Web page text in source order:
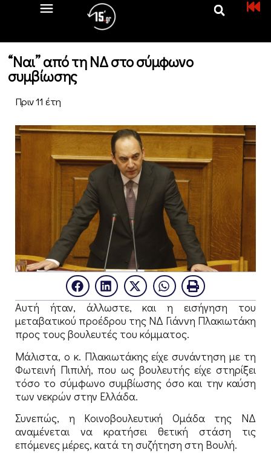
“Ναι” από τη ΝΔ στο σύμφωνο
συμβίωσης
Πριν 11 έτη
Αυτή ήταν, άλλωστε, και η εισήγηση του
μεταβατικού προέδρου της ΝΔ Γιάννη Πλακιωτάκη
προς τους βουλευτές του κόμματος.
Μάλιστα, ο κ. Πλακιωτάκης είχε συνάντηση με τη
Φωτεινή Πιπιλή, που ως βουλευτής είχε στηρίξει
τόσο το σύμφωνο συμβίωσης όσο και την καύση
των νεκρών στην Ελλάδα.
Συνεπώς, η Κοινοβουλευτική Ομάδα της ΝΔ
αναμένεται να κρατήσει θετική στάση τις
επόμενες μέρες, κατά τη συζήτηση στη Βουλή.